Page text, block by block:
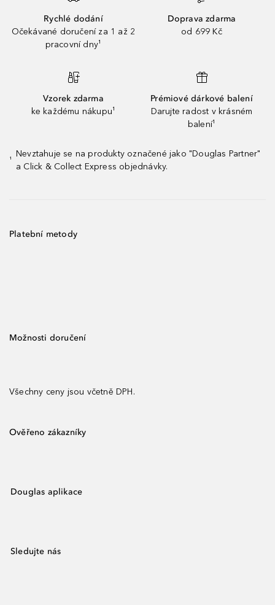
Rychlé dodání
Očekávané doručení za 1 až 2
pracovní dny¹
Doprava zdarma
od 699 Kč
Vzorek zdarma
ke každému nákupu¹
Prémiové dárkové balení
Darujte radost v krásném
balení¹
¹
Nevztahuje se na produkty označené jako "Douglas Partner"
a Click & Collect Express objednávky.
Platební metody
Možnosti doručení
Všechny ceny jsou včetně DPH.
Ověřeno zákazníky
Douglas aplikace
Sledujte nás